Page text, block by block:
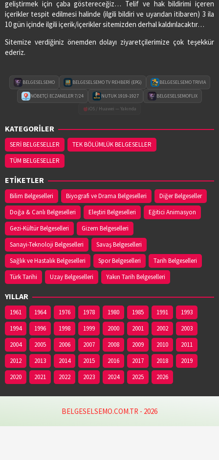
Adres:CUMHURİYET MAH.1.ZİRAAT SOKAK NO:17/B
03626474078
03628213333
VURAL ECZANESİ
NO:4/C
03622560360
Adres:EMIREFENDI MAHALLESI HASAN ÇAKIN
CADDESI NO:14/B
03625443111
YENİ HAVZA ECZANESİ
Adres: İCADİYE MAH. KAZIMPAŞA CAD. NO:48/1
03627141953
No:1AA Ayvacık / Samsun
03628132140
geliştirmek için çaba göstereceğiz… Telif ve hak bildirimi içeren
içerikler tespit edilmesi halinde (ilgili bildiri ve uyarıdan itibaren) 3 ila
10 gün içinde ilgili içerik/içerikler sitemizden derhal kaldırılacaktır…
Sitemize verdiğiniz önemden dolayı ziyaretçilerimize çok teşekkür
ederiz.
BELGESELSEMO BELGESELSEMO TV REHBERİ (EPG) BELGESELSEMO TRIVIA
NÖBETÇİ ECZANELER 7/24 NUTUK 1919-1927
BELGESELSEMOFLIX
iOS / Huawei — Yakında
KATEGORİLER
SERİ BELGESELLER
TEK BÖLÜMLÜK BELGESELLER
TÜM BELGESELLER
ETİKETLER
Bilim Belgeselleri Biyografi ve Drama Belgeselleri
Diğer Belgeseller
Doğa & Canlı Belgeselleri
Eleştiri Belgeselleri
Eğitici Animasyon
Gezi-Kültür Belgeselleri
Gizem Belgeselleri
Sanayi-Teknoloji Belgeselleri
Savaş Belgeselleri
Sağlık ve Hastalık Belgeselleri
Spor Belgeselleri
Tarih Belgeselleri
Türk Tarihi
Uzay Belgeselleri Yakın Tarih Belgeselleri
YILLAR
1961 1964 1976 1978 1980 1985 1991
1993
1994
1996 1998 1999 2000 2001 2002
2003
2004
2005 2006 2007 2008 2009 2010
2011
2012
2013 2014 2015 2016 2017 2018
2019
2020
2021 2022 2023 2024 2025 2026
BELGESELSEMO.COM.TR - 2026